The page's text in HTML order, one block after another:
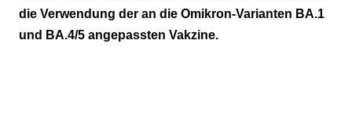
die Verwendung der an die Omikron-Varianten BA.1
und BA.4/5 angepassten Vakzine.